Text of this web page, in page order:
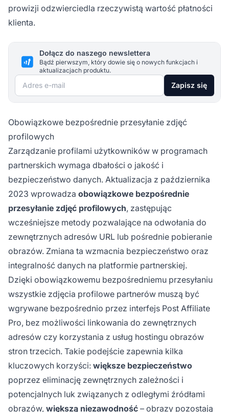
prowizji odzwierciedla rzeczywistą wartość płatności
klienta.
Dołącz do naszego newslettera
Bądź pierwszym, który dowie się o nowych funkcjach i
aktualizacjach produktu.
Adres e-mail Zapisz się
Obowiązkowe bezpośrednie przesyłanie zdjęć
profilowych
Zarządzanie profilami użytkowników w programach
partnerskich wymaga dbałości o jakość i
bezpieczeństwo danych. Aktualizacja z października
2023 wprowadza obowiązkowe bezpośrednie
przesyłanie zdjęć profilowych, zastępując
wcześniejsze metody pozwalające na odwołania do
zewnętrznych adresów URL lub pośrednie pobieranie
obrazów. Zmiana ta wzmacnia bezpieczeństwo oraz
integralność danych na platformie partnerskiej.
Dzięki obowiązkowemu bezpośredniemu przesyłaniu
wszystkie zdjęcia profilowe partnerów muszą być
wgrywane bezpośrednio przez interfejs Post Affiliate
Pro, bez możliwości linkowania do zewnętrznych
adresów czy korzystania z usług hostingu obrazów
stron trzecich. Takie podejście zapewnia kilka
kluczowych korzyści: większe bezpieczeństwo
poprzez eliminację zewnętrznych zależności i
potencjalnych luk związanych z odległymi źródłami
obrazów, większą niezawodność – obrazy pozostają